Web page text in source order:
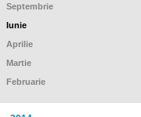
Septembrie
Iunie
Aprilie
Martie
Februarie